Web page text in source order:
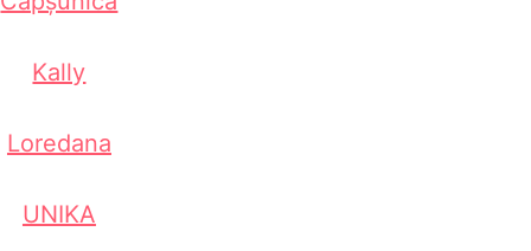
Kally
Loredana
UNIKA